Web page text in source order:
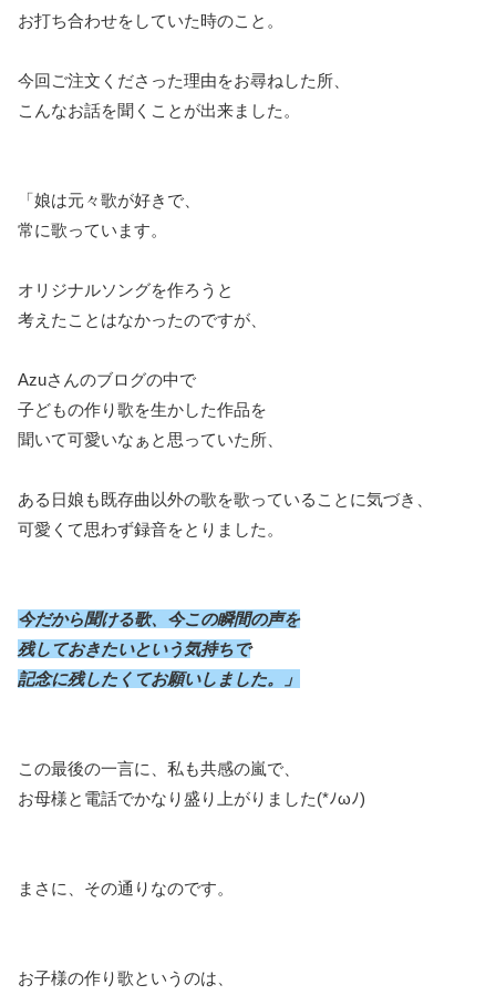
お打ち合わせをしていた時のこと。
今回ご注文くださった理由をお尋ねした所、
こんなお話を聞くことが出来ました。
「娘は元々歌が好きで、
常に歌っています。
オリジナルソングを作ろうと
考えたことはなかったのですが、
Azuさんのブログの中で
子どもの作り歌を生かした作品を
聞いて可愛いなぁと思っていた所、
ある日娘も既存曲以外の歌を歌っていることに気づき、
可愛くて思わず録音をとりました。
今だから聞ける歌、今この瞬間の声を
残しておきたいという気持ちで
記念に残したくてお願いしました。」
この最後の一言に、私も共感の嵐で、
お母様と電話でかなり盛り上がりました(*ﾉωﾉ)
まさに、その通りなのです。
お子様の作り歌というのは、